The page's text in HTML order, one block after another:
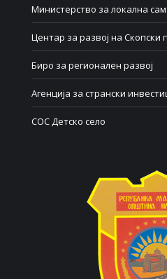
Министерство за локална
Центар за развој на Скопски
Биро за регионален развој
Агенција за странски
СОС Детско село